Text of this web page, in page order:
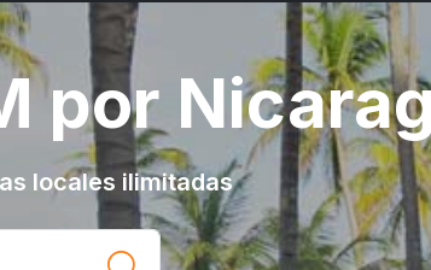
por
locales ilimitadas